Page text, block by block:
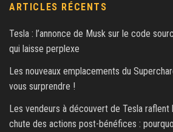
ARTICLES RÉCENTS
Tesla : l’annonce de Musk sur le code
qui laisse perplexe
Les nouveaux emplacements du
vous surprendre !
Les vendeurs à découvert de Tesla
chute des actions post-bénéfices :